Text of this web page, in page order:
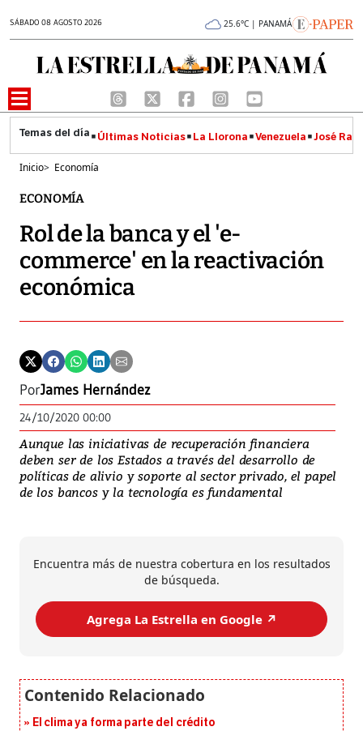
SÁBADO 08 AGOSTO 2026 25.6°C | PANAMÁ
Últimas Noticias La Llorona Venezuela José
Inicio> Economía
ECONOMÍA
Rol de la banca y el 'e-
commerce' en la reactivación
económica
PorJames Hernández
24/10/2020 00:00
Aunque las iniciativas de recuperación financiera
deben ser de los Estados a través del desarrollo de
políticas de alivio y soporte al sector privado, el papel
de los bancos y la tecnología es fundamental
Encuentra más de nuestra cobertura en los resultados
de búsqueda.
Agrega La Estrella en Google ↗️
El clima ya forma parte del crédito